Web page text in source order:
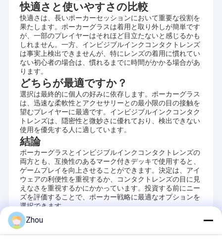
快適さと使いやすさの比較
快適さは、長いポーカーセッションにおいて重要な役割を
果たします。ポーカーグラスは着用と取り外しが簡単です
が、一部のプレイヤーはそれほど目立たないと感じるかも
しれません。一方、インビジブルインクコンタクトレンズ
は事実上検出できませんが、特にレンズの着用に慣れてい
ない初心者の場合は、慣れるまでに時間がかかる場合があ
ります。
どちらが最適ですか？
選択は最終的に個人の好みに依存します。ポーカーグラス
は、迅速な柔軟性とアクセサリーとの最小限の目の接触を
望むプレイヤーに最適です。インビジブルインクコンタク
トレンズは、隠密性と微妙さに優れており、検出できない
使用を優先する人に適しています。
結論
ポーカーグラスとインビジブルインクコンタクトレンズの
両方とも、互換性のあるマーク付きデッキで使用すると、
ゲームプレイを向上させることができます。決定は、アイ
ウェアの利便性を重視するか、コンタクトレンズの目に見
えなさを重視するかにかかっています。投資する前にニー
ズを評価することで、ポーカー戦略に最適なオプションを
選択できます。
Zhou